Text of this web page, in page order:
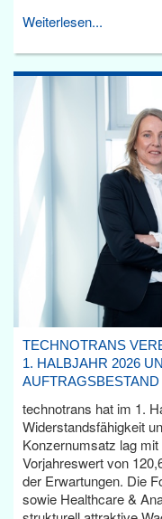
Weiterlesen...
TECHNOTRANS
1. HALBJAHR 2026
technotrans hat im 1.
Widerstandsfähigkeit
Konzernumsatz lag
Vorjahreswert von
der Erwartungen. Die
sowie Healthcare &